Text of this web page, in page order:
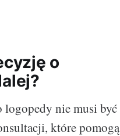
o
logopedy nie musi być
które pomogą